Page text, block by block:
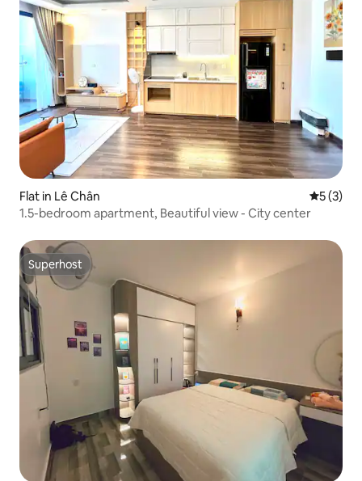
Flat in Lê Chân 5 out of
5 (3)
1.5-bedroom apartment, Beautiful view - City center
Superhost
Superhost